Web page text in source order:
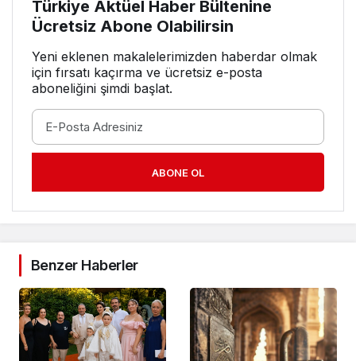
Türkiye Aktüel Haber Bültenine
Ücretsiz Abone Olabilirsin
Yeni eklenen makalelerimizden haberdar olmak
için fırsatı kaçırma ve ücretsiz e-posta
aboneliğini şimdi başlat.
ABONE OL
Benzer Haberler